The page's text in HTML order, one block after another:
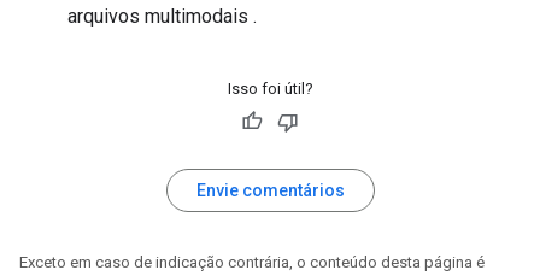
arquivos multimodais .
Isso foi útil?
Envie comentários
Exceto em caso de indicação contrária, o conteúdo desta página é